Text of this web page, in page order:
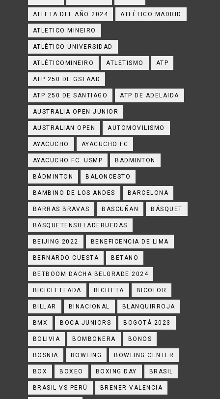
ATLETA DEL AÑO 2024 ATLÉTICO MADRID
ATLETICO MINEIRO
ATLÉTICO UNIVERSIDAD
ATLÉTICOMINEIRO ATLETISMO ATP
ATP 250 DE GSTAAD
ATP 250 DE SANTIAGO ATP DE ADELAIDA
AUSTRALIA OPEN JUNIOR
AUSTRALIAN OPEN AUTOMOVILISMO
AYACUCHO AYACUCHO FC
AYACUCHO FC. USMP BADMINTON
BÁDMINTON BALONCESTO
BAMBINO DE LOS ANDES BARCELONA
BARRAS BRAVAS BASCUÑAN BÁSQUET
BÁSQUETENSILLADERUEDAS
BEIJING 2022 BENEFICENCIA DE LIMA
BERNARDO CUESTA BETANO
BETBOOM DACHA BELGRADE 2024
BICICLETEADA BICILETA BICOLOR
BILLAR BINACIONAL BLANQUIRROJA
BMX BOCA JUNIORS BOGOTÁ 2023
BOLIVIA BOMBONERA BONOS
BOSNIA BOWLING BOWLING CENTER
BOX BOXEO BOXING DAY BRASIL
BRASIL VS PERÚ BRENER VALENCIA